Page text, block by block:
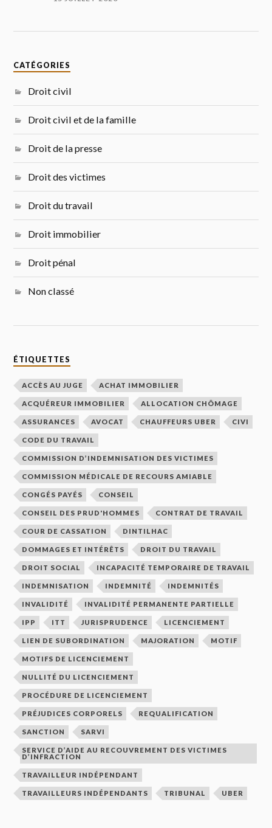
CATÉGORIES
Droit civil
Droit civil et de la famille
Droit de la presse
Droit des victimes
Droit du travail
Droit immobilier
Droit pénal
Non classé
ÉTIQUETTES
ACCÈS AU JUGE ACHAT IMMOBILIER
ACQUÉREUR IMMOBILIER ALLOCATION CHÔMAGE
ASSURANCES AVOCAT CHAUFFEURS UBER CIVI
CODE DU TRAVAIL
COMMISSION D’INDEMNISATION DES VICTIMES
COMMISSION MÉDICALE DE RECOURS AMIABLE
CONGÉS PAYÉS CONSEIL
CONSEIL DES PRUD'HOMMES CONTRAT DE TRAVAIL
COUR DE CASSATION DINTILHAC
DOMMAGES ET INTÉRÊTS DROIT DU TRAVAIL
DROIT SOCIAL INCAPACITÉ TEMPORAIRE DE TRAVAIL
INDEMNISATION INDEMNITÉ INDEMNITÉS
INVALIDITÉ INVALIDITÉ PERMANENTE PARTIELLE
IPP ITT JURISPRUDENCE LICENCIEMENT
LIEN DE SUBORDINATION MAJORATION MOTIF
MOTIFS DE LICENCIEMENT
NULLITÉ DU LICENCIEMENT
PROCÉDURE DE LICENCIEMENT
PRÉJUDICES CORPORELS REQUALIFICATION
SANCTION SARVI
SERVICE D’AIDE AU RECOUVREMENT DES VICTIMES
D’INFRACTION
TRAVAILLEUR INDÉPENDANT
TRAVAILLEURS INDÉPENDANTS TRIBUNAL UBER